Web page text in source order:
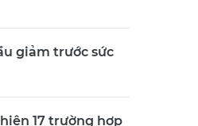
giảm trước sức